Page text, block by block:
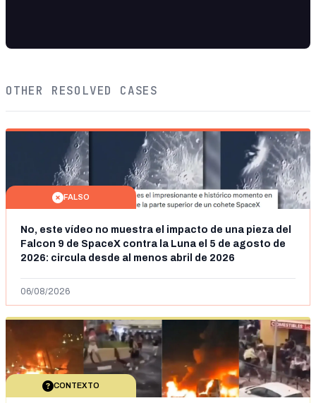
OTHER RESOLVED CASES
FALSO
No, este vídeo no muestra el impacto de una pieza del
Falcon 9 de SpaceX contra la Luna el 5 de agosto de
2026: circula desde al menos abril de 2026
06/08/2026
CONTEXTO